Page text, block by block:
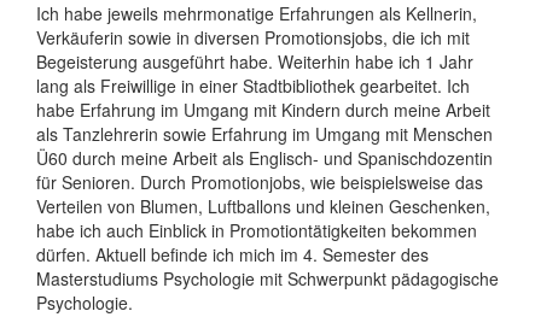
Ich habe jeweils mehrmonatige Erfahrungen als Kellnerin,
Verkäuferin sowie in diversen Promotionsjobs, die ich mit
Begeisterung ausgeführt habe. Weiterhin habe ich 1 Jahr
lang als Freiwillige in einer Stadtbibliothek gearbeitet. Ich
habe Erfahrung im Umgang mit Kindern durch meine Arbeit
als Tanzlehrerin sowie Erfahrung im Umgang mit Menschen
Ü60 durch meine Arbeit als Englisch- und Spanischdozentin
für Senioren. Durch Promotionjobs, wie beispielsweise das
Verteilen von Blumen, Luftballons und kleinen Geschenken,
habe ich auch Einblick in Promotiontätigkeiten bekommen
dürfen. Aktuell befinde ich mich im 4. Semester des
Masterstudiums Psychologie mit Schwerpunkt pädagogische
Psychologie.